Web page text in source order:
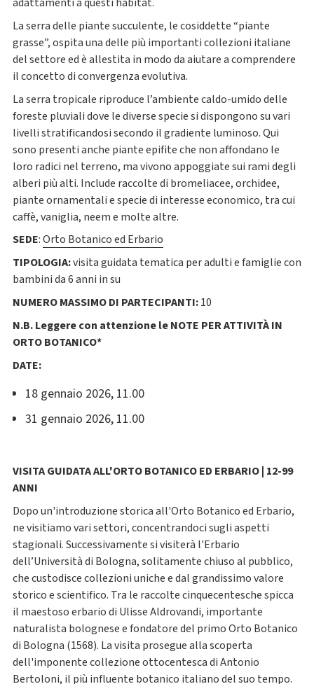
La serra delle piante succulente, le cosiddette “piante
grasse”, ospita una delle più importanti collezioni italiane
del settore ed è allestita in modo da aiutare a comprendere
il concetto di convergenza evolutiva.
La serra tropicale riproduce l’ambiente caldo-umido delle
foreste pluviali dove le diverse specie si dispongono su vari
livelli stratificandosi secondo il gradiente luminoso. Qui
sono presenti anche piante epifite che non affondano le
loro radici nel terreno, ma vivono appoggiate sui rami degli
alberi più alti. Include raccolte di bromeliacee, orchidee,
piante ornamentali e specie di interesse economico, tra cui
caffè, vaniglia, neeme molte altre.
SEDE:Orto Botanico ed Erbario
TIPOLOGIA:visita guidata tematica per adulti e famiglie con
bambini da 6 anni in su
NUMERO MASSIMO DI PARTECIPANTI:10
N.B. Leggere con attenzione le NOTE PER ATTIVITÀ IN
ORTO BOTANICO*
DATE:
18 gennaio 2026, 11.00
31 gennaio 2026, 11.00
VISITA GUIDATA ALL'ORTO BOTANICO ED ERBARIO | 12-99
ANNI
Dopo un'introduzione storica all'Orto Botanico ed Erbario,
ne visitiamo vari settori, concentrandoci sugli aspetti
stagionali. Successivamente si visiterà l'Erbario
dell’Università di Bologna, solitamente chiuso al pubblico,
che custodisce collezioni uniche e dal grandissimo valore
storico e scientifico. Tra le raccolte cinquecentesche spicca
il maestoso erbario di Ulisse Aldrovandi, importante
naturalista bolognese e fondatore del primo Orto Botanico
di Bologna (1568). La visita prosegue alla scoperta
dell'imponente collezione ottocentesca di Antonio
Bertoloni, il più influente botanico italiano del suo tempo.